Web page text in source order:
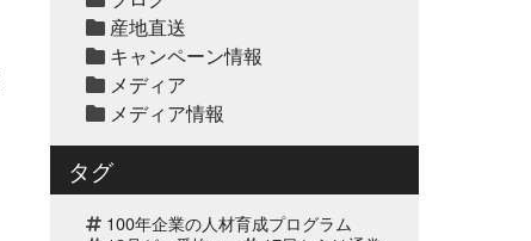
天草大王水炊きセット予約
受付中2025年
2025年12月10日
白寿真鯛しゃぶしゃぶ用切
産地直送
キャンペーン情報
メディア
メディア情報
タグ
100年企業の人材育成プログラム